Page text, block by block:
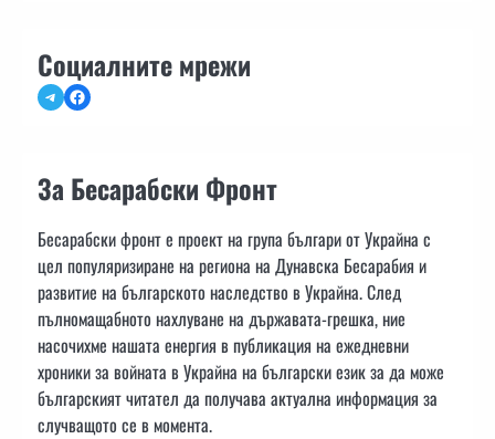
Социалните мрежи
TelegramFacebook
За Бесарабски Фронт
Бесарабски фронт е проект на група българи от Украйна с
цел популяризиране на региона на Дунавска Бесарабия и
развитие на българското наследство в Украйна. След
пълномащабното нахлуване на държавата-грешка, ние
насочихме нашата енергия в публикация на ежедневни
хроники за войната в Украйна на български език за да може
българският читател да получава актуална информация за
случващото се в момента.